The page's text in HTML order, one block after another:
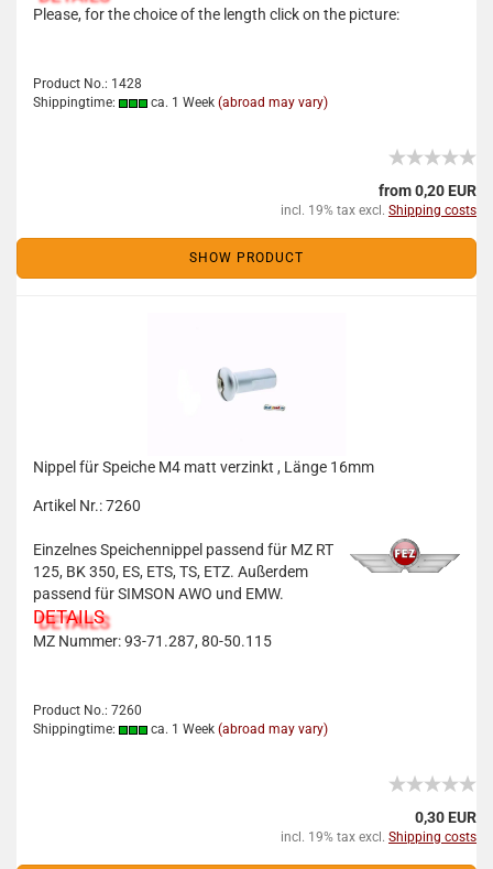
Please, for the choice of the length click on the picture:
Product No.: 1428
Shippingtime:
ca. 1 Week (abroad may vary)
from 0,20 EUR
incl. 19% tax excl. Shipping costs
SHOW PRODUCT
Nippel für Speiche M4 matt verzinkt , Länge 16mm
Artikel Nr.: 7260
Einzelnes Speichennippel passend für MZ RT
125, BK 350, ES, ETS, TS, ETZ. Außerdem
passend für SIMSON AWO und EMW.
DETAILS
MZ Nummer: 93-71.287, 80-50.115
Product No.: 7260
Shippingtime:
ca. 1 Week (abroad may vary)
0,30 EUR
incl. 19% tax excl. Shipping costs